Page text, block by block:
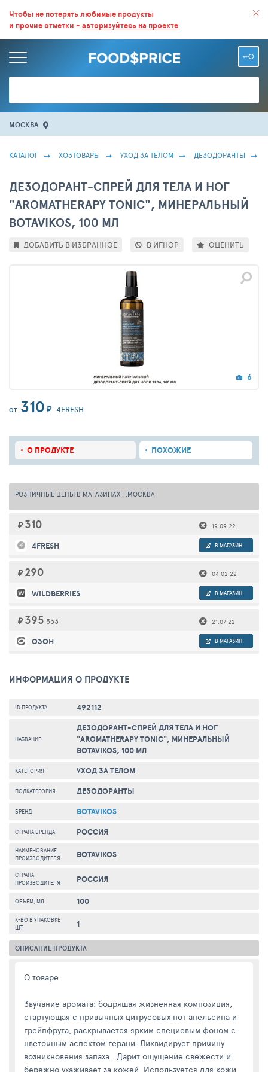
ВСЕ СКИДКИ И ВЫГОДНЫЕ ЦЕНЫ НА ПРОДУКТЫ В МАГАЗИНАХ.
БОЛЬШЕ 100 000 ТОВАРОВ. ЕЖЕДНЕВНОЕ ОБНОВЛЕНИЕ ЦЕН.
Чтобы не потерять любимые продукты
и прочие отметки - авторизуйтесь на проекте
МОСКВА
КАТАЛОГ ХОЗТОВАРЫ УХОД ЗА ТЕЛОМ ДЕЗОДОРАНТЫ
ДЕЗОДОРАНТ-СПРЕЙ ДЛЯ ТЕЛА И НОГ
"AROMATHERAPY TONIC", МИНЕРАЛЬНЫЙ
BOTAVIKOS, 100 МЛ
6
ОТ 310 ₽ 4FRESH
ДОБАВИТЬ В ИЗБРАННОЕ В ИГНОР ОЦЕНИТЬ
О ПРОДУКТЕ ПОХОЖИЕ
РОЗНИЧНЫЕ ЦЕНЫ В МАГАЗИНАХ Г.МОСКВА
₽ 310 19.09.22
4FRESH В МАГАЗИН
₽ 290 04.02.22
WILDBERRIES В МАГАЗИН
₽ 395 533 21.07.22
ОЗОН В МАГАЗИН
ИНФОРМАЦИЯ О ПРОДУКТЕ
ID ПРОДУКТА 492112
НАЗВАНИЕ
ДЕЗОДОРАНТ-СПРЕЙ ДЛЯ ТЕЛА И НОГ
"AROMATHERAPY TONIC", МИНЕРАЛЬНЫЙ
BOTAVIKOS, 100 МЛ
КАТЕГОРИЯ УХОД ЗА ТЕЛОМ
ПОДКАТЕГОРИЯ ДЕЗОДОРАНТЫ
БРЕНД BOTAVIKOS
СТРАНА БРЕНДА РОССИЯ
НАИМЕНОВАНИЕ
ПРОИЗВОДИТЕЛЯ
BOTAVIKOS
СТРАНА
ПРОИЗВОДИТЕЛЯ
РОССИЯ
ОБЪЁМ, МЛ 100
К-ВО В УПАКОВКЕ,
ШТ
1
ОПИСАНИЕ ПРОДУКТА
О товаре
Звучание аромата: бодрящая жизненная композиция,
стартующая с привычных цитрусовых нот апельсина и
грейпфрута, раскрывается ярким специевым фоном с
цветочным аспектом герани. Ликвидирует причину
возникновения запаха.. Дарит ощущение свежести и
бережно ухаживает за кожей. Используется для кожи